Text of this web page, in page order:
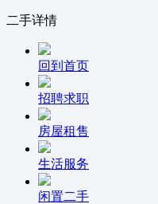
二手详情
回到首页
招聘求职
房屋租售
生活服务
闲置二手